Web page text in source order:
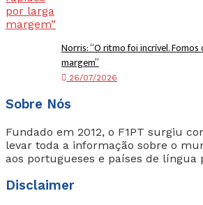
Norris: “O ritmo foi incrível.
margem”
26/07/2026
Sobre Nós
Fundado em 2012, o F1PT surgiu
levar toda a informação sobre o
aos portugueses e países de língua
Disclaimer